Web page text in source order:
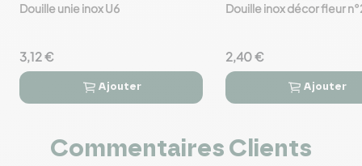
favorite_border
Douille unie inox U6
3,12 €
 
Ajouter
favorite_border
Douille inox décor fleur
2,40 €
 
Ajouter
Commentaires Clients